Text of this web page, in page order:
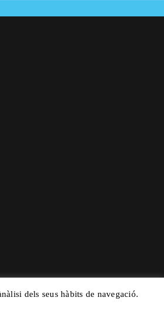
dels seus hàbits de navegació.